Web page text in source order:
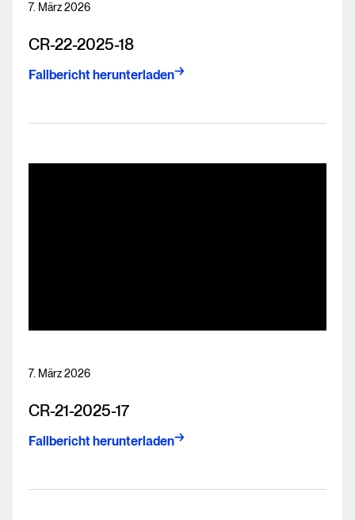
7. März 2026
CR-22-2025-18
Fallbericht herunterladen
7. März 2026
CR-21-2025-17
Fallbericht herunterladen